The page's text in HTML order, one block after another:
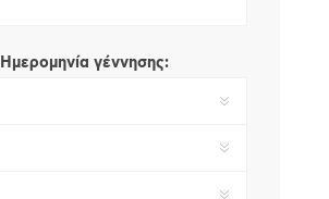
Ημερομηνία γέννησης: